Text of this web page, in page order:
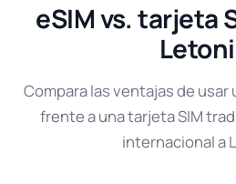
eSIM vs. tarjeta
Compara las ventajas de usar
frente a una tarjeta SIM
internacional a